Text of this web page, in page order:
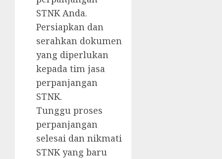
STNK Anda.
Persiapkan dan
serahkan dokumen
yang diperlukan
kepada tim jasa
perpanjangan
STNK.
Tunggu proses
perpanjangan
selesai dan nikmati
STNK yang baru